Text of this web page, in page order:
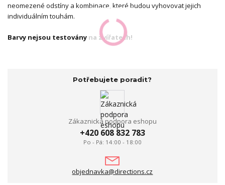
neomezené odstíny a kombinace, které budou vyhovovat jejich
individuálním touhám.
Barvy nejsou testovány na zvířatech!
Potřebujete poradit?
Zákaznická podpora eshopu
+420 608 832 783
Po - Pá: 14:00 - 18:00
objednavka@directions.cz